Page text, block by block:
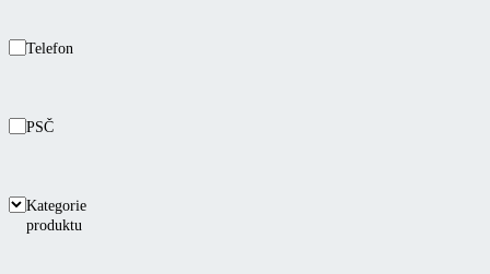
Telefon
PSČ
Kategorie
produktu